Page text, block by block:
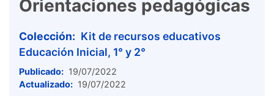
Orientaciones pedagógicas
Colección: Kit de recursos educativos
Educación Inicial, 1° y 2°
Publicado: 19/07/2022
Actualizado: 19/07/2022